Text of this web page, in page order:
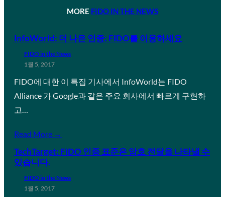
MORE FIDO IN THE NEWS
InfoWorld: 더 나은 인증: FIDO를 이용하세요
FIDO in the News
1월 5, 2017
FIDO에 대한 이 특집 기사에서 InfoWorld는 FIDO
Alliance 가 Google과 같은 주요 회사에서 빠르게 구현하
고…
Read More →
TechTarget: FIDO 인증 표준은 암호 전달을 나타낼 수
있습니다.
FIDO in the News
1월 5, 2017